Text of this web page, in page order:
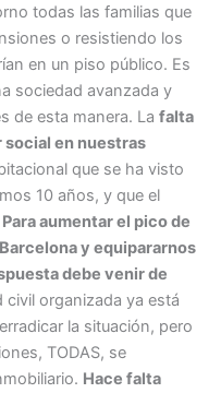
todas las familias que
o resistiendo los
en un piso público. Es
sociedad avanzada y
de esta manera. Lafalta
social en nuestras
que se ha visto
10 años, y que el
Para aumentar el pico de
y equipararnos
debe venir de
civil organizada ya está
la situación, pero
TODAS, se
Hace falta